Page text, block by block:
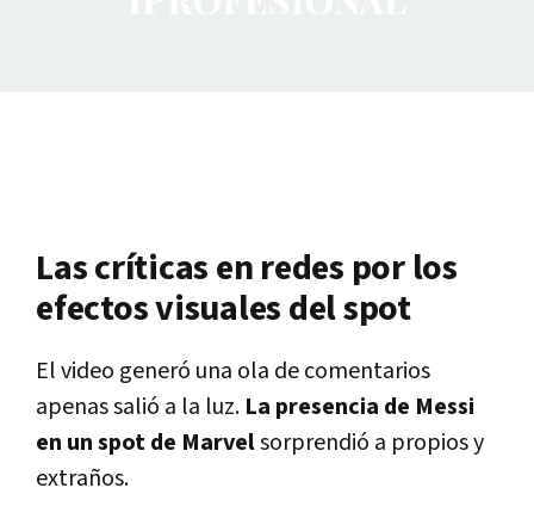
Las críticas en redes por los
efectos visuales del spot
El video generó una ola de comentarios
apenas salió a la luz. La presencia de Messi
en un spot de Marvelsorprendió a propios y
extraños.